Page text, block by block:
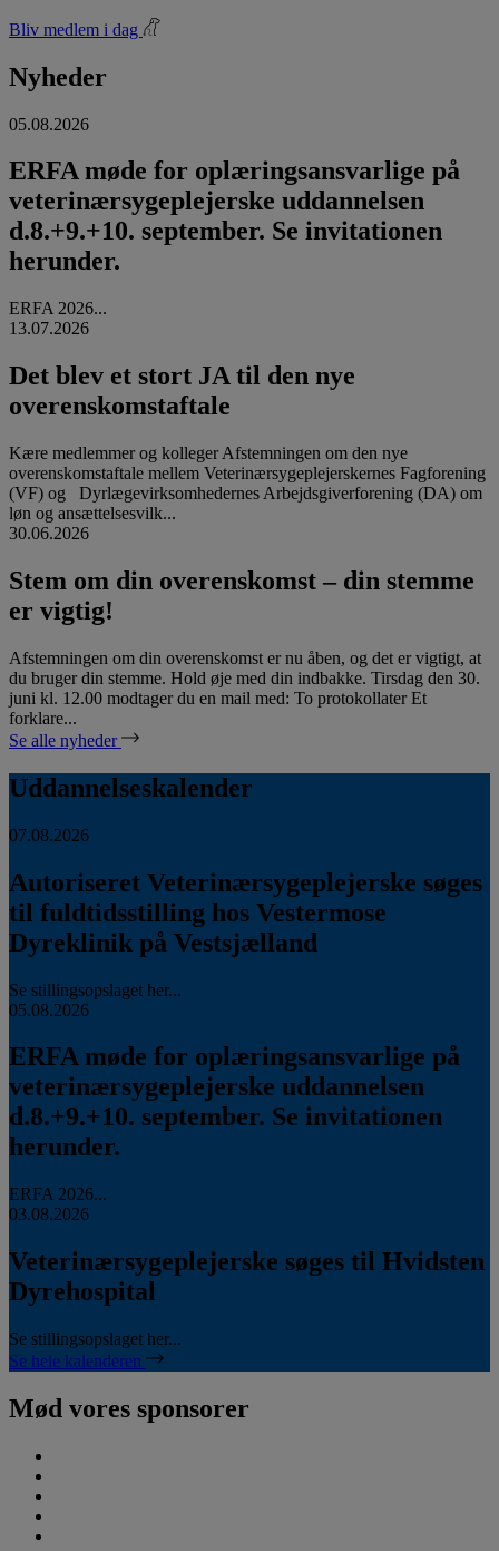
Bliv medlem i dag
Nyheder
05.08.2026
ERFA møde for oplæringsansvarlige på
veterinærsygeplejerske uddannelsen
d.8.+9.+10. september. Se invitationen
herunder.
ERFA 2026...
13.07.2026
Det blev et stort JA til den nye
overenskomstaftale
Kære medlemmer og kolleger Afstemningen om den nye
overenskomstaftale mellem Veterinærsygeplejerskernes Fagforening
(VF) og Dyrlægevirksomhedernes Arbejdsgiverforening (DA) om
løn og ansættelsesvilk...
30.06.2026
Stem om din overenskomst – din stemme
er vigtig!
Afstemningen om din overenskomst er nu åben, og det er vigtigt, at
du bruger din stemme. Hold øje med din indbakke. Tirsdag den 30.
juni kl. 12.00 modtager du en mail med: To protokollater Et
forklare...
Se alle nyheder
Uddannelseskalender
07.08.2026
Autoriseret Veterinærsygeplejerske søges
til fuldtidsstilling hos Vestermose
Dyreklinik på Vestsjælland
Se stillingsopslaget her...
05.08.2026
ERFA møde for oplæringsansvarlige på
veterinærsygeplejerske uddannelsen
d.8.+9.+10. september. Se invitationen
herunder.
ERFA 2026...
03.08.2026
Veterinærsygeplejerske søges til Hvidsten
Dyrehospital
Se stillingsopslaget her...
Se hele kalenderen
Mød vores sponsorer